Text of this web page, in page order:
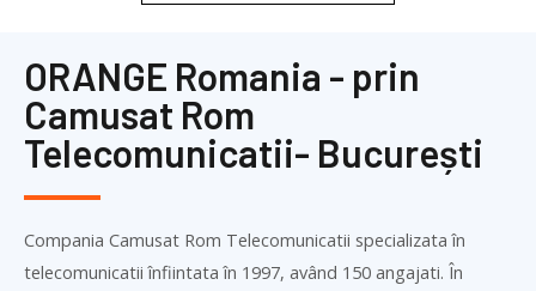
ORANGE Romania - prin
Camusat Rom
Telecomunicatii- București
Compania Camusat Rom Telecomunicatii specializata în
telecomunicatii înfiintata în 1997, având 150 angajati. În